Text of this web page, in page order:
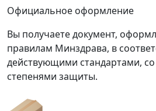
Официальное оформление
Вы получаете документ,
правилам Минздрава, в
действующими стандартами,
степенями защиты.